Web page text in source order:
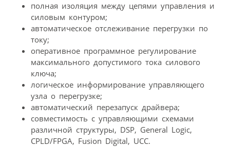
полная изоляция между цепями управления и
силовым контуром;
автоматическое отслеживание перегрузки по
току;
оперативное программное регулирование
максимального допустимого тока силового
ключа;
логическое информирование управляющего
узла о перегрузке;
автоматический перезапуск драйвера;
совместимость с управляющими схемами
различной структуры, DSP, General Logic,
CPLD/FPGA, Fusion Digital, UCC.